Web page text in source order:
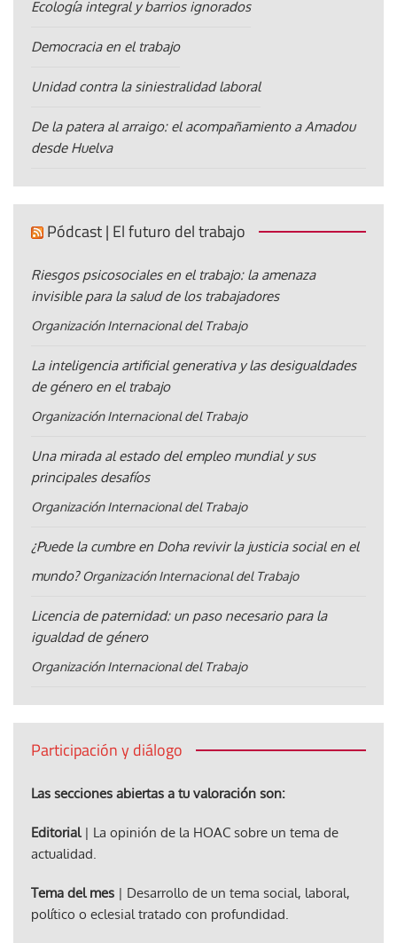
Ecología integral y barrios ignorados
Democracia en el trabajo
Unidad contra la siniestralidad laboral
De la patera al arraigo: el acompañamiento a Amadou
desde Huelva
Pódcast | El futuro del trabajo
Riesgos psicosociales en el trabajo: la amenaza
invisible para la salud de los trabajadores
Organización Internacional del Trabajo
La inteligencia artificial generativa y las desigualdades
de género en el trabajo
Organización Internacional del Trabajo
Una mirada al estado del empleo mundial y sus
principales desafíos
Organización Internacional del Trabajo
¿Puede la cumbre en Doha revivir la justicia social en el
mundo? Organización Internacional del Trabajo
Licencia de paternidad: un paso necesario para la
igualdad de género
Organización Internacional del Trabajo
Participación y diálogo
Las secciones abiertas a tu valoración son:
Editorial| La opinión de la HOAC sobre un tema de
actualidad.
Tema del mes | Desarrollo de un tema social, laboral,
político o eclesial tratado con profundidad.